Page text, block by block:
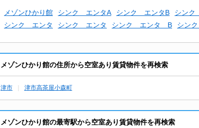
メゾンひかり館 シンク エンタA シンク エンタB シン
シンク エンタ
シンク エンタ シンク エンタ B シン
メゾンひかり館の住所から空室あり賃貸物件を再検索
津市 津市高茶屋小森町
メゾンひかり館の最寄駅から空室あり賃貸物件を再検索